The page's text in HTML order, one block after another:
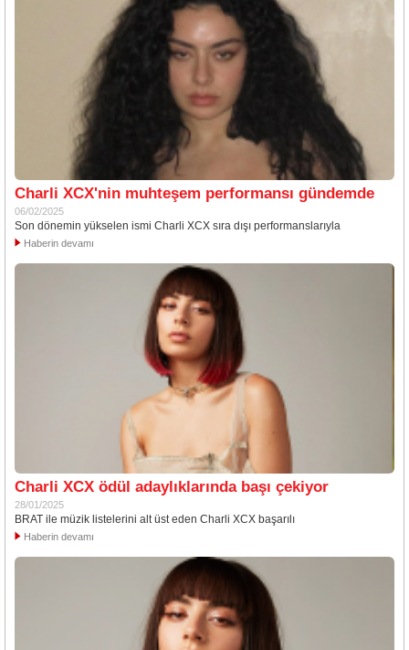
Charli XCX'nin muhteşem performansı gündemde
06/02/2025
Son dönemin yükselen ismi Charli XCX sıra dışı performanslarıyla
Haberin devamı
Charli XCX ödül adaylıklarında başı çekiyor
28/01/2025
BRAT ile müzik listelerini alt üst eden Charli XCX başarılı
Haberin devamı